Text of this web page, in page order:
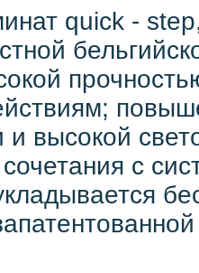
quick -
и высокой
с